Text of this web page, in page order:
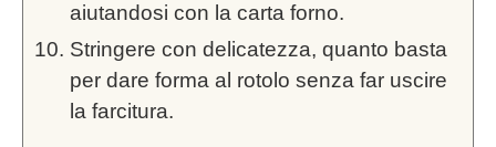
aiutandosi con la carta forno.
Stringere con delicatezza, quanto basta
per dare forma al rotolo senza far uscire
la farcitura.